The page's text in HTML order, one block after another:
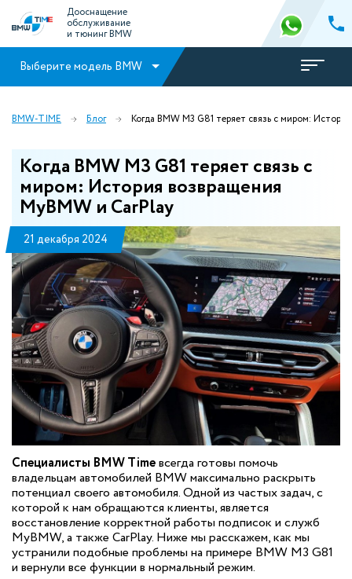
Дооснащение
обслуживание
и тюнинг BMW
Выберите модель BMW
BMW-TIME Блог Когда BMW M3 G81 теряет связь с миром:
Когда BMW M3 G81 теряет связь с
миром: История возвращения
MyBMW и CarPlay
21 декабря 2024
Специалисты BMW Timeвсегда готовы помочь
владельцам автомобилей BMW максимально раскрыть
потенциал своего автомобиля. Одной из частых задач, с
которой к нам обращаются клиенты, является
восстановление корректной работы подписок и служб
MyBMW, а также CarPlay. Ниже мы расскажем, как мы
устранили подобные проблемы на примере BMW M3 G81
и вернули все функции в нормальный режим.